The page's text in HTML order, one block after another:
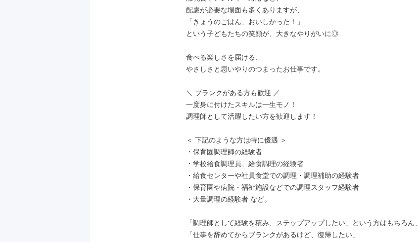
配慮が必要な場面も多くありますが、
「きょうのごはん、おいしかった！」
という子どもたちの笑顔が、大きなやりがいに◎
食べる楽しさを届ける、
やさしさと思いやりのつまったお仕事です。
＼ ブランクがある方も歓迎 ／
一度身に付けたスキルは一生モノ！
調理師として活躍したい方を歓迎します！
＜ 下記のような方は特に優遇 ＞
・保育園調理師の経験者
・学校給食調理員、給食調理の経験者
・給食センターや社員食堂での調理・調理補助の経験者
・保育園や病院・福祉施設などでの調理スタッフ経験者
・大量調理の経験者 など。
「調理師として経験を積み、ステップアップしたい」という方はもちろん、
「仕事を辞めてからブランクがあるけど、復帰したい」